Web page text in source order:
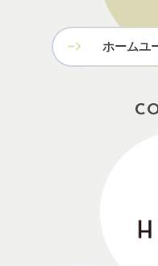
ホームユ